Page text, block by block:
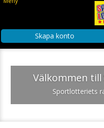
Skapa konto
Välkommen
Sportlotteriets